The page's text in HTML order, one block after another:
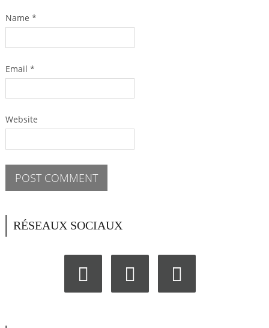
Name *
Email *
Website
RÉSEAUX SOCIAUX